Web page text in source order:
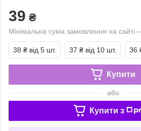
39 ₴
Мінімальна сума замовлення на сайті
38 ₴ від 5 шт. 37 ₴ від 10 шт. 36
Купити
або
Купити з